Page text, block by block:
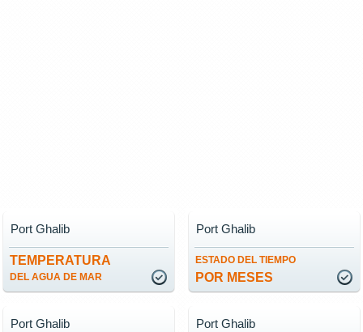
TEMPERATURA
DEL AGUA DE MAR
Port Ghalib
ESTADO DEL TIEMPO
POR MESES
Port Ghalib
Port Ghalib Port Ghalib